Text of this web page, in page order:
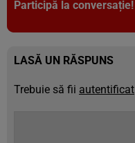
Participă la conversație!
LASĂ UN RĂSPUNS
Trebuie să fii autentificat